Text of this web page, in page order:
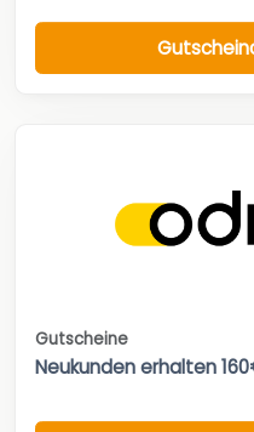
Gutscheine
Neukunden erhalten